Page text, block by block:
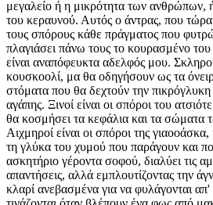
μεγαλείο ή η μικρότητα των ανθρώπων,
του κεραυνού. Αυτός ο άντρας, που
τους σπόρους κάθε πράγματος που
πλαγιάσει πάνω τους το κουρασμένο
είναι αναπόφευκτα αδελφός μου.
κουσκοολί, μα θα οδηγήσουν ως τα
στόματα που θα δεχτούν την
αγάπης. Ξινοί είναι οι σπόροι του
θα κοσμήσει τα κεφάλια και τα σώματα
Αιχμηροί είναι οι σπόροι της
τη γλύκα του χυμού που παράγουν και
ασκητήριο γέροντα σοφού, διαλύει τις
απαντήσεις, αλλά εμπλουτίζοντας την
κλαρί ανεβασμένα για να φυλάγονται